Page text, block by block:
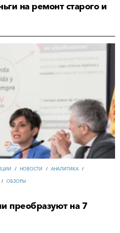
на ремонт старого и
/ НОВОСТИ / АНАЛИТИКА /
/ ОБЗОРЫ
преобразуют на 7